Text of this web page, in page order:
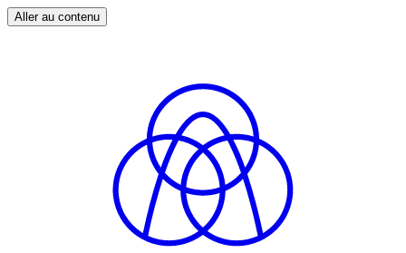
Aller au contenu